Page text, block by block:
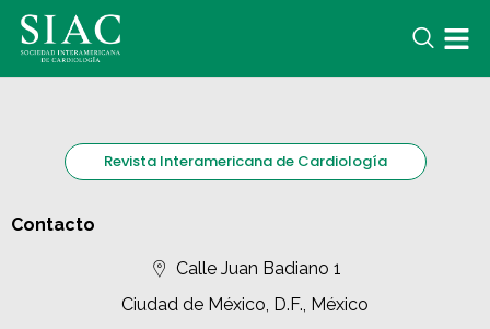
Revista Interamericana de Cardiología
Contacto
Calle Juan Badiano 1
Ciudad de México, D.F., México